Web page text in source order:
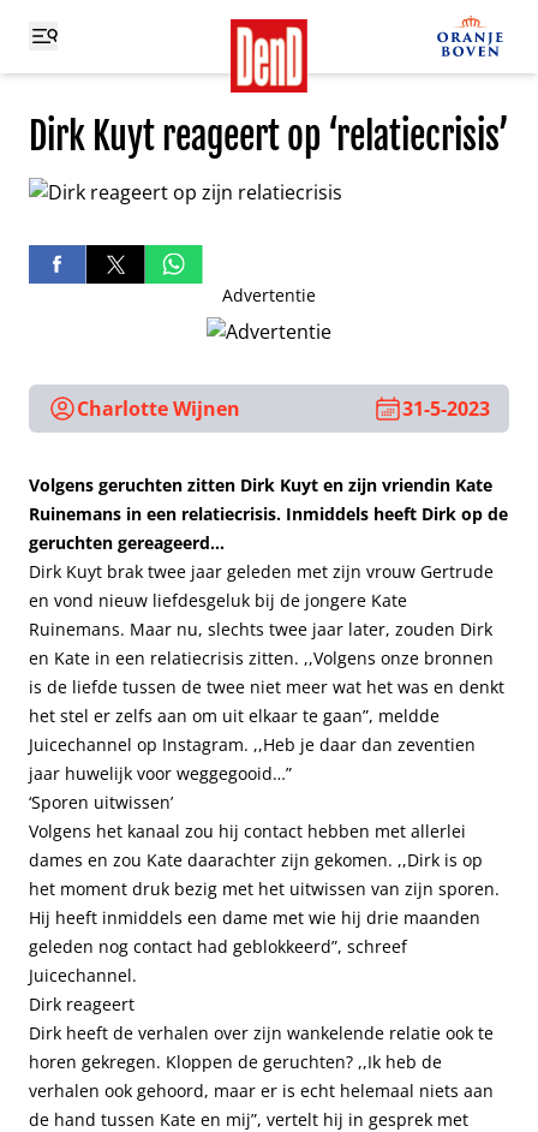
Dirk Kuyt reageert op ‘relatiecrisis’
Advertentie
Charlotte Wijnen 31-5-2023
Volgens geruchten zitten Dirk Kuyt en zijn vriendin Kate
Ruinemans in een relatiecrisis. Inmiddels heeft Dirk op de
geruchten gereageerd…
Dirk Kuyt brak twee jaar geleden met zijn vrouw Gertrude
en vond nieuw liefdesgeluk bij de jongere Kate
Ruinemans. Maar nu, slechts twee jaar later, zouden Dirk
en Kate in een relatiecrisis zitten. ,,Volgens onze bronnen
is de liefde tussen de twee niet meer wat het was en denkt
het stel er zelfs aan om uit elkaar te gaan”, meldde
Juicechannel op Instagram. ,,Heb je daar dan zeventien
jaar huwelijk voor weggegooid…”
‘Sporen uitwissen’
Volgens het kanaal zou hij contact hebben met allerlei
dames en zou Kate daarachter zijn gekomen. ,,Dirk is op
het moment druk bezig met het uitwissen van zijn sporen.
Hij heeft inmiddels een dame met wie hij drie maanden
geleden nog contact had geblokkeerd”, schreef
Juicechannel.
Dirk reageert
Dirk heeft de verhalen over zijn wankelende relatie ook te
horen gekregen. Kloppen de geruchten? ,,Ik heb de
verhalen ook gehoord, maar er is echt helemaal niets aan
de hand tussen Kate en mij”, vertelt hij in gesprek met